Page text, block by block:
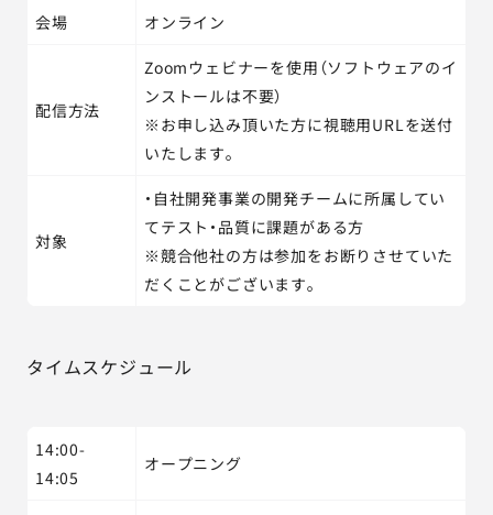
会場 オンライン
配信方法
Zoomウェビナーを使用（ソフトウェアのイ
ンストールは不要）
※お申し込み頂いた方に視聴用URLを送付
いたします。
対象
・自社開発事業の開発チームに所属してい
てテスト・品質に課題がある方
※競合他社の方は参加をお断りさせていた
だくことがございます。
タイムスケジュール
14:00-
14:05
オープニング